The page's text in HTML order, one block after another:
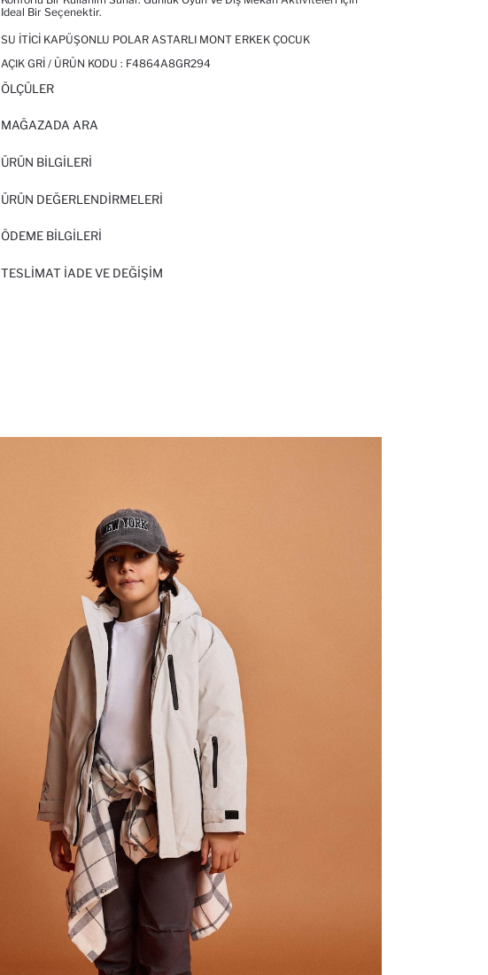
Ideal Bir Seçenektir.
SU İTICI KAPÜŞONLU POLAR ASTARLI MONT ERKEK ÇOCUK
AÇIK GRI / ÜRÜN KODU : F4864A8GR294
ÖLÇÜLER
MAĞAZADA ARA
ÜRÜN BILGILERI
ÜRÜN DEĞERLENDİRMELERİ
ÖDEME BİLGİLERİ
TESLIMAT İADE VE DEĞIŞIM